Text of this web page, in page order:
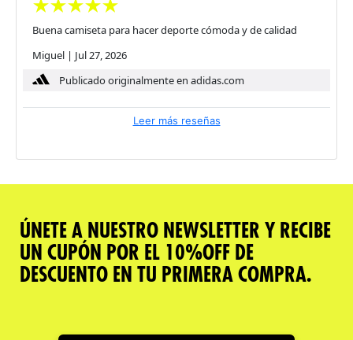
Buena camiseta para hacer deporte cómoda y de calidad
Miguel | Jul 27, 2026
Publicado originalmente en adidas.com
Leer más reseñas
ÚNETE A NUESTRO NEWSLETTER Y RECIBE
UN CUPÓN POR EL 10%OFF DE
DESCUENTO EN TU PRIMERA COMPRA.